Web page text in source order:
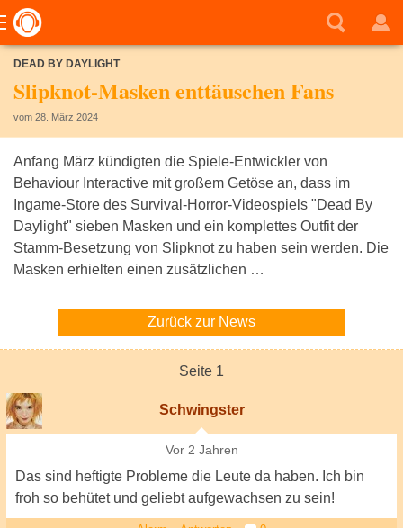
DEAD BY DAYLIGHT
Slipknot-Masken enttäuschen Fans
vom 28. März 2024
Anfang März kündigten die Spiele-Entwickler von
Behaviour Interactive mit großem Getöse an, dass im
Ingame-Store des Survival-Horror-Videospiels "Dead By
Daylight" sieben Masken und ein komplettes Outfit der
Stamm-Besetzung von Slipknot zu haben sein werden. Die
Masken erhielten einen zusätzlichen …
Zurück zur News
Seite 1
Schwingster
Vor 2 Jahren
Das sind heftigte Probleme die Leute da haben. Ich bin
froh so behütet und geliebt aufgewachsen zu sein!